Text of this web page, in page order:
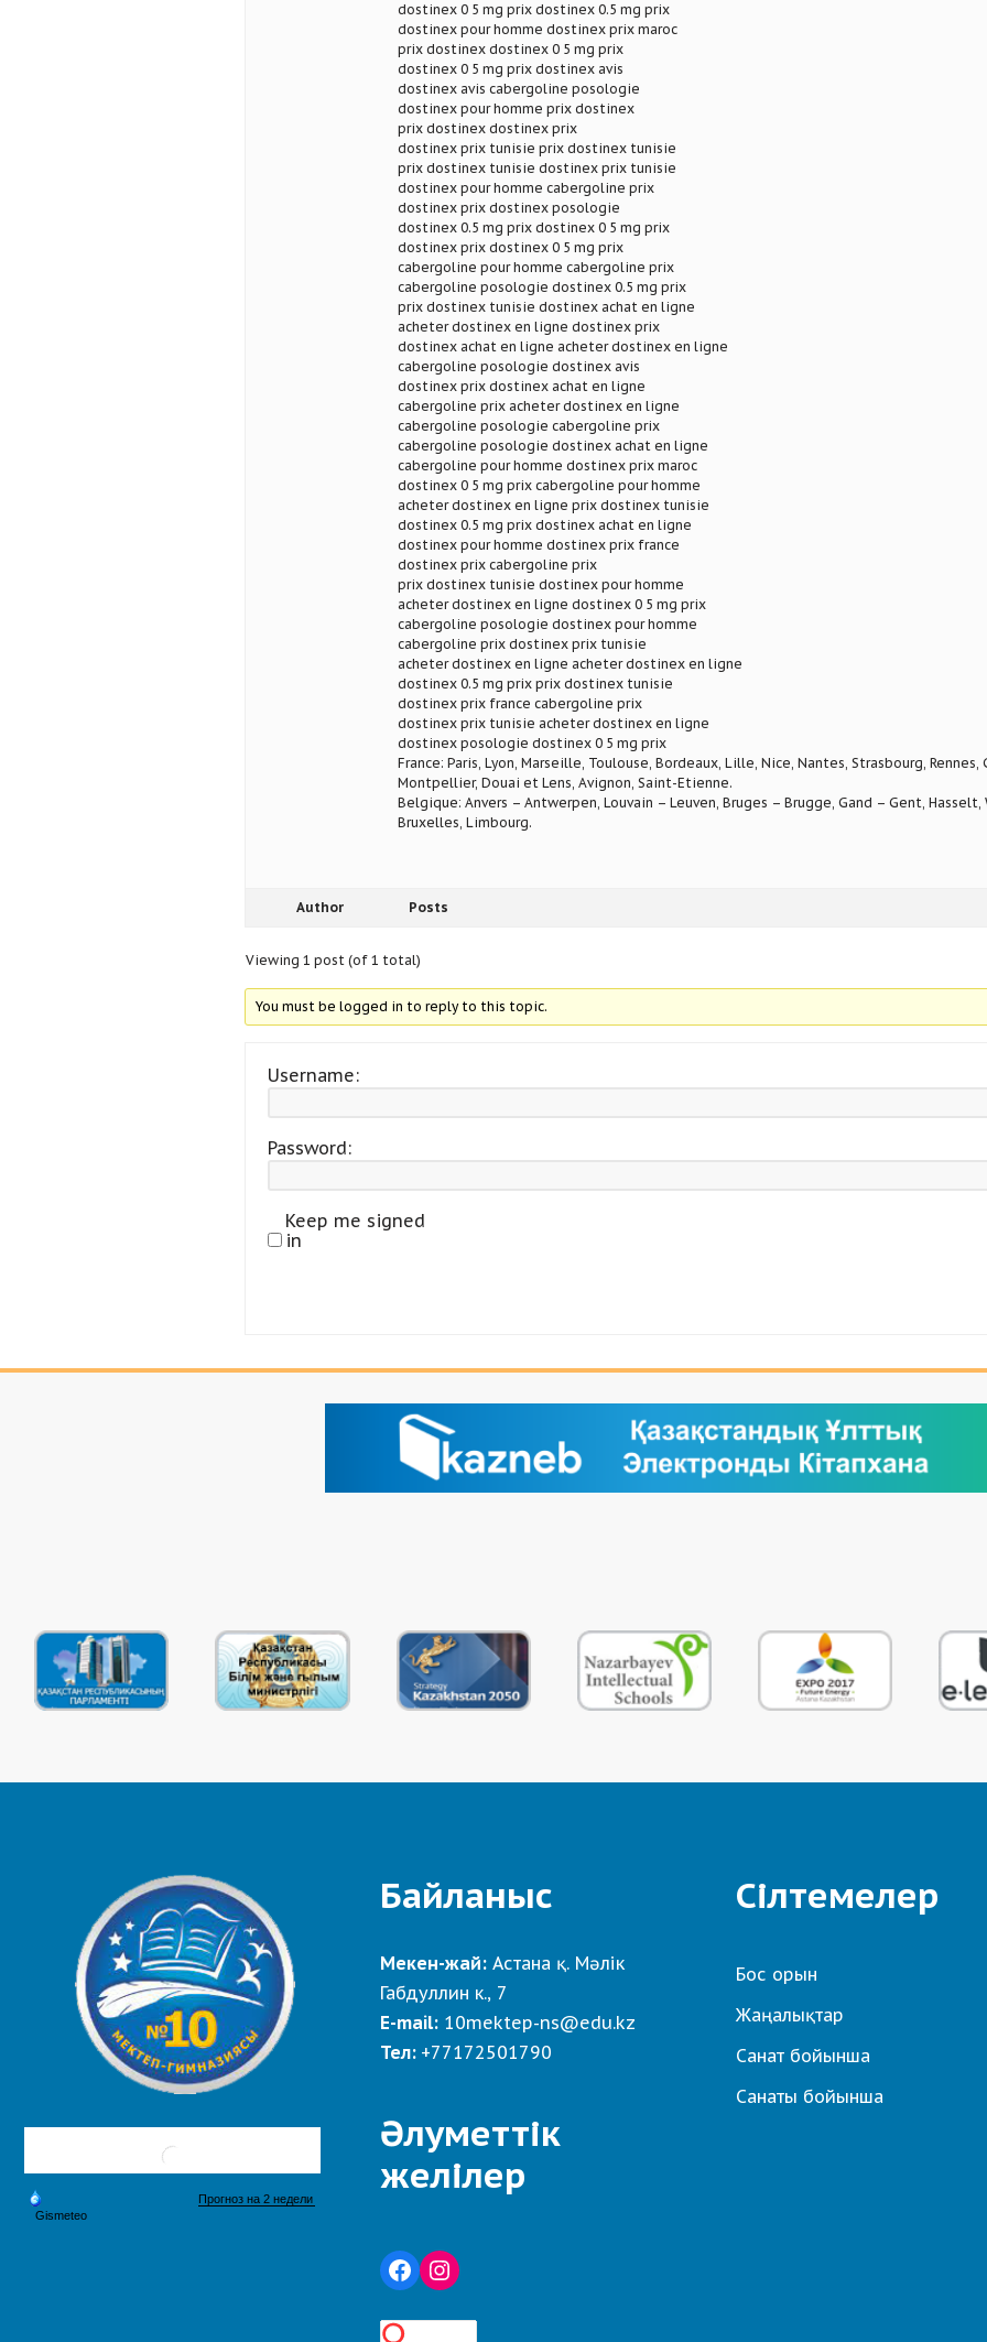
dostinex 0 5 mg prix dostinex 0.5 mg prix
dostinex pour homme dostinex prix maroc
prix dostinex dostinex 0 5 mg prix
dostinex 0 5 mg prix dostinex avis
dostinex avis cabergoline posologie
dostinex pour homme prix dostinex
prix dostinex dostinex prix
dostinex prix tunisie prix dostinex tunisie
prix dostinex tunisie dostinex prix tunisie
dostinex pour homme cabergoline prix
dostinex prix dostinex posologie
dostinex 0.5 mg prix dostinex 0 5 mg prix
dostinex prix dostinex 0 5 mg prix
cabergoline pour homme cabergoline prix
cabergoline posologie dostinex 0.5 mg prix
prix dostinex tunisie dostinex achat en ligne
acheter dostinex en ligne dostinex prix
dostinex achat en ligne acheter dostinex en ligne
cabergoline posologie dostinex avis
dostinex prix dostinex achat en ligne
cabergoline prix acheter dostinex en ligne
cabergoline posologie cabergoline prix
cabergoline posologie dostinex achat en ligne
cabergoline pour homme dostinex prix maroc
dostinex 0 5 mg prix cabergoline pour homme
acheter dostinex en ligne prix dostinex tunisie
dostinex 0.5 mg prix dostinex achat en ligne
dostinex pour homme dostinex prix france
dostinex prix cabergoline prix
prix dostinex tunisie dostinex pour homme
acheter dostinex en ligne dostinex 0 5 mg prix
cabergoline posologie dostinex pour homme
cabergoline prix dostinex prix tunisie
acheter dostinex en ligne acheter dostinex en ligne
dostinex 0.5 mg prix prix dostinex tunisie
dostinex prix france cabergoline prix
dostinex prix tunisie acheter dostinex en ligne
dostinex posologie dostinex 0 5 mg prix
France: Paris, Lyon, Marseille, Toulouse, Bordeaux, Lille, Nice, Nantes, Strasbourg, Rennes,
Montpellier, Douai et Lens, Avignon, Saint-Etienne.
Belgique: Anvers – Antwerpen, Louvain – Leuven, Bruges – Brugge, Gand – Gent, Hasselt,
Bruxelles, Limbourg.
Author Posts
Viewing 1 post (of 1 total)
You must be logged in to reply to this topic.
Username:
Password:
Keep me signed
in
Байланыс
Мекен-жай: Астана қ. Мәлік
Габдуллин к., 7
E-mail: 10mektep-ns@edu.kz
Тел: +77172501790
Әлуметтік
желілер
Сілтемелер
Бос орын
Жаңалықтар
Санат бойынша
Санаты бойынша